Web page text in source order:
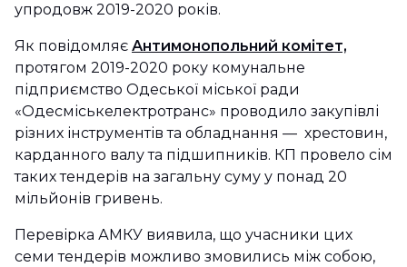
упродовж 2019-2020 років.
Як повідомляє Антимонопольний комітет,
протягом 2019-2020 року комунальне
підприємство Одеської міської ради
«Одесміськелектротранс» проводило закупівлі
різних інструментів та обладнання — хрестовин,
карданного валу та підшипників. КП провело сім
таких тендерів на загальну суму у понад 20
мільйонів гривень.
Перевірка АМКУ виявила, що учасники цих
семи тендерів можливо змовились між собою,